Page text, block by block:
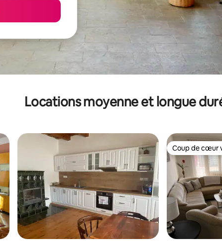
Locations moyenne et longue
Coup de cœur
Coup de cœur